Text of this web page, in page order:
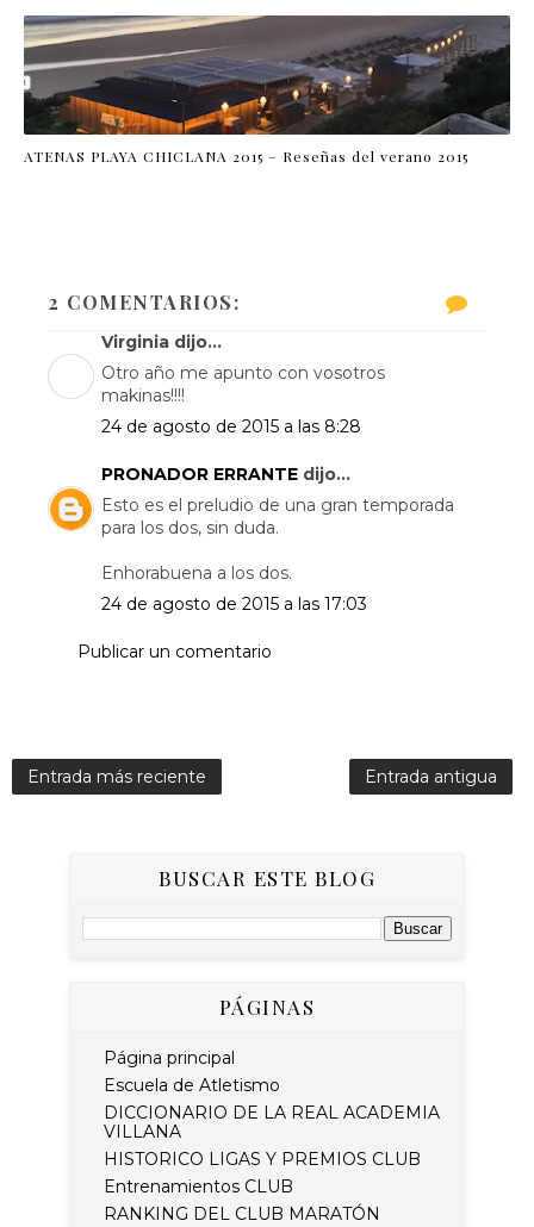
ATENAS PLAYA CHICLANA 2015 – Reseñas del verano 2015
2 COMENTARIOS:
Virginia dijo...
Otro año me apunto con vosotros
makinas!!!!
24 de agosto de 2015 a las 8:28
PRONADOR ERRANTE dijo...
Esto es el preludio de una gran temporada
para los dos, sin duda.
Enhorabuena a los dos.
24 de agosto de 2015 a las 17:03
Publicar un comentario
Entrada más reciente Entrada antigua
BUSCAR ESTE BLOG
PÁGINAS
Página principal
Escuela de Atletismo
DICCIONARIO DE LA REAL ACADEMIA
VILLANA
HISTORICO LIGAS Y PREMIOS CLUB
Entrenamientos CLUB
RANKING DEL CLUB MARATÓN